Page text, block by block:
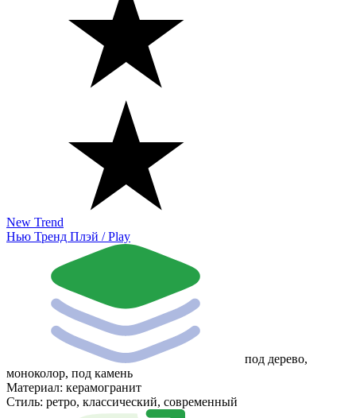
New Trend
Нью Тренд Плэй / Play
под дерево,
моноколор, под камень
Материал: керамогранит
Стиль: ретро, классический, современный